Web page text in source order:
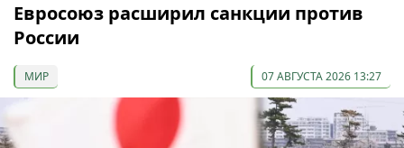
Евросоюз расширил санкции против
России
МИР 07 АВГУСТА 2026 13:27